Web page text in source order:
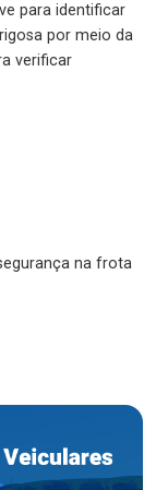
para identificar
por meio da
verificar
na frota